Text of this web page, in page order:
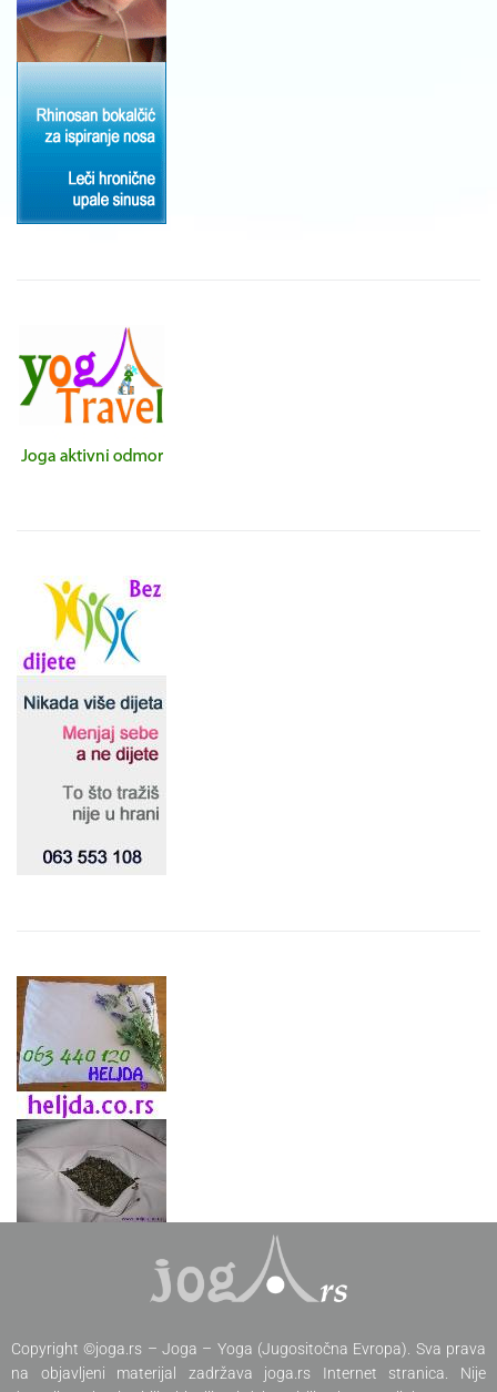
Copyright ©joga.rs – Joga – Yoga (Jugositočna Evropa). Sva prava
na objavljeni materijal zadržava joga.rs Internet stranica. Nije